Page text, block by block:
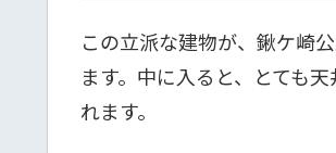
この立派な建物が、鍬ケ崎
ます。中に入ると、とても
れます。